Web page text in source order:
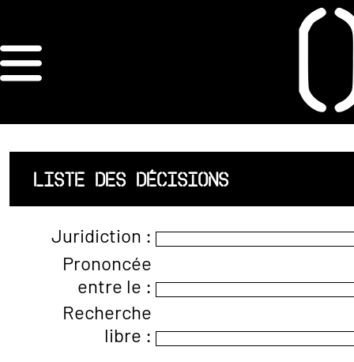
ORDRE DES
ARCHITECTES
ACCUEIL
LISTE DES
ARCHITECTES
JURISPRUDENCE
ANNEXE 4 CODT
LISTE DES DÉCISIONS
Juridiction :
Prononcée
entre le :
Recherche
libre :